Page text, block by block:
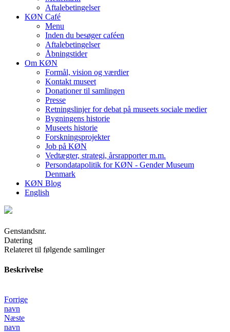
Aftalebetingelser
KØN Café
Menu
Inden du besøger caféen
Aftalebetingelser
Åbningstider
Om KØN
Formål, vision og værdier
Kontakt museet
Donationer til samlingen
Presse
Retningslinjer for debat på museets sociale medier
Bygningens historie
Museets historie
Forskningsprojekter
Job på KØN
Vedtægter, strategi, årsrapporter m.m.
Persondatapolitik for KØN - Gender Museum
Denmark
KØN Blog
English
Genstandsnr.
Datering
Relateret til følgende samlinger
Beskrivelse
Forrige
navn
Næste
navn